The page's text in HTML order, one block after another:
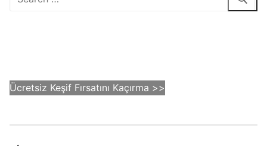
Ücretsiz Keşif Fırsatını Kaçırma >>